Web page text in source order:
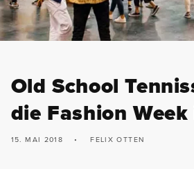
Old School
die Fashion
15. MAI 2018 FELIX OTTEN